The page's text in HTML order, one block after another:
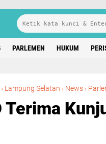
PARLEMEN HUKUM
› Lampung Selatan › News ›